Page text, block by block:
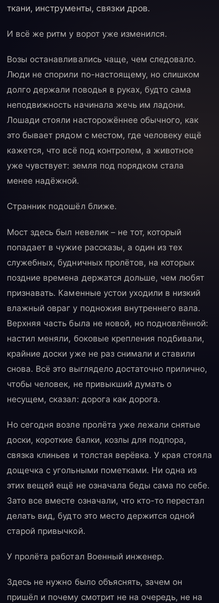
ткани, инструменты, связки дров.
И всё же ритм у ворот уже изменился.
Возы останавливались чаще, чем следовало.
Люди не спорили по-настоящему, но слишком
долго держали поводья в руках, будто сама
неподвижность начинала жечь им ладони.
Лошади стояли насторожённее обычного, как
это бывает рядом с местом, где человеку ещё
кажется, что всё под контролем, а животное
уже чувствует: земля под порядком стала
менее надёжной.
Странник подошёл ближе.
Мост здесь был невелик – не тот, который
попадает в чужие рассказы, а один из тех
служебных, будничных пролётов, на которых
поздние времена держатся дольше, чем любят
признавать. Каменные устои уходили в низкий
влажный овраг у подножия внутреннего вала.
Верхняя часть была не новой, но подновлённой:
настил меняли, боковые крепления подбивали,
крайние доски уже не раз снимали и ставили
снова. Всё это выглядело достаточно прилично,
чтобы человек, не привыкший думать о
несущем, сказал: дорога как дорога.
Но сегодня возле пролёта уже лежали снятые
доски, короткие балки, козлы для подпора,
связка клиньев и толстая верёвка. У края стояла
дощечка с угольными пометками. Ни одна из
этих вещей ещё не означала беды сама по себе.
Зато все вместе означали, что кто-то перестал
делать вид, будто это место держится одной
старой привычкой.
У пролёта работал Военный инженер.
Здесь не нужно было объяснять, зачем он
пришёл и почему смотрит не на очередь, не на